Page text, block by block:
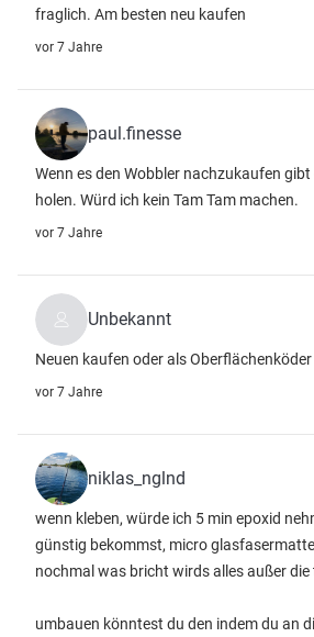
fraglich. Am besten neu kaufen
vor 7 Jahre
paul.finesse
Wenn es den Wobbler nachzukaufen
holen. Würd ich kein Tam Tam machen.
vor 7 Jahre
Unbekannt
Neuen kaufen oder als
vor 7 Jahre
niklas_nglnd
wenn kleben, würde ich 5 min epoxid
günstig bekommst, micro
nochmal was bricht wirds alles außer
umbauen könntest du den indem du an